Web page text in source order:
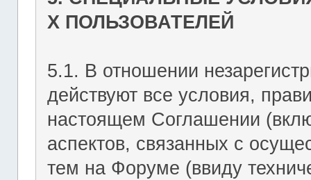
Х ПОЛЬЗОВАТЕЛЕЙ
5.1. В отношении
действуют все условия,
настоящем Соглашении
аспектов, связанных с
тем на Форуме (ввиду